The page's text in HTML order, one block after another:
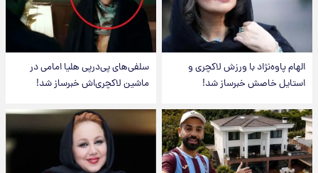
الهام پاوه‌نژاد با ورزش لاکچری و
استایل خاصش خبرساز شد!
سلفی‌های پی‌درپی هلیا امامی در
ماشین لاکچری‌اش خبرساز شد!